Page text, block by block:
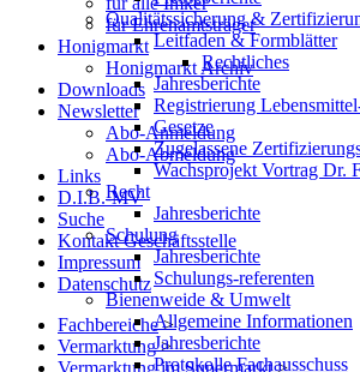
für Ehrenamtsträger
Honigmarkt
Honigmarkt Archiv
Downloads
Newsletter
Abo-Anmeldung
Abo-Abmeldung
Links
D.I.B.-MV
Suche
Kontakt Geschäftsstelle
Impressum
Datenschutz
Fachbereiche >
Vermarktung >
Vermarktung im Supermarkt >
Qualitätssicherung &
Leitfaden & Formblätter
Rechtliches
Jahresberichte
Registrierung
Gesetze
Zugelassene
Wachsprojekt Vortrag Dr.
Recht
Jahresberichte
Schulung
Jahresberichte
Schulungs-referenten
Bienenweide & Umwelt
Allgemeine Informationen
Jahresberichte
Protokolle Fachausschuss